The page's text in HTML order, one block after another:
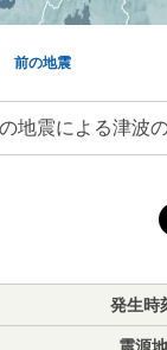
前の地震
地震による津波
発生時